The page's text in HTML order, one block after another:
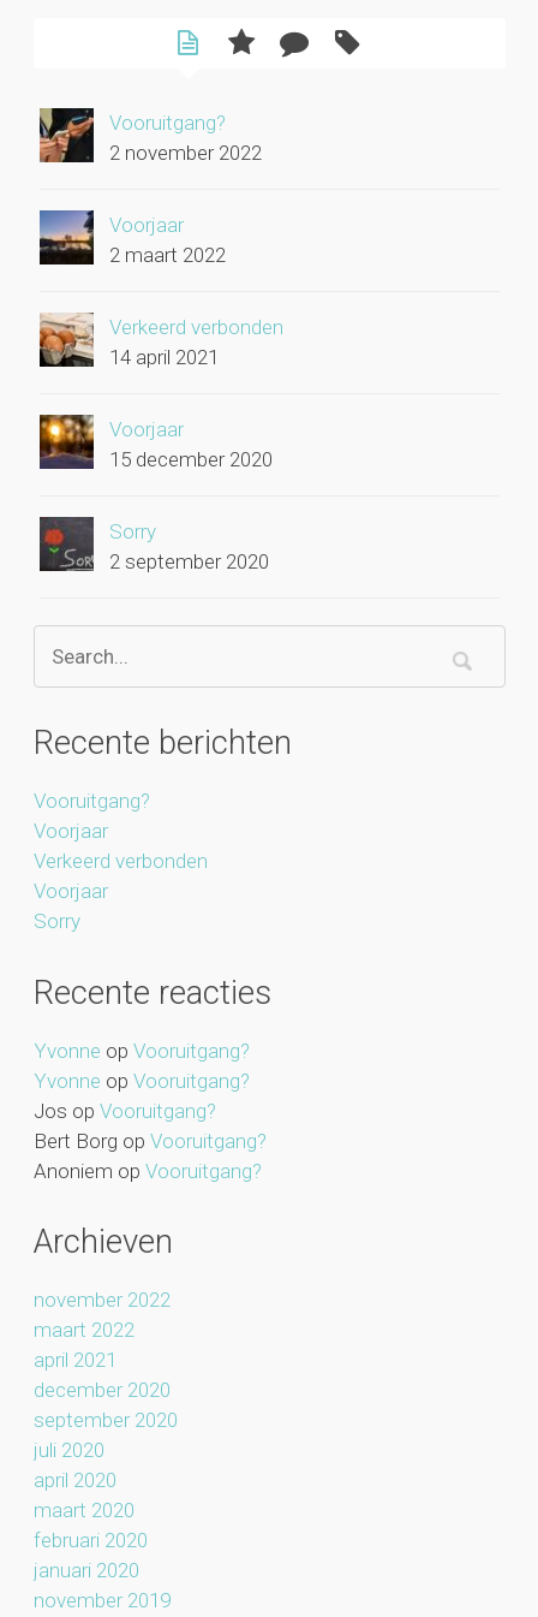
Vooruitgang?
2 november 2022
Voorjaar
2 maart 2022
Verkeerd verbonden
14 april 2021
Voorjaar
15 december 2020
Sorry
2 september 2020
Recente berichten
Vooruitgang?
Voorjaar
Verkeerd verbonden
Voorjaar
Sorry
Recente reacties
Yvonne op Vooruitgang?
Yvonne op Vooruitgang?
Jos op Vooruitgang?
Bert Borg op Vooruitgang?
Anoniem op Vooruitgang?
Archieven
november 2022
maart 2022
april 2021
december 2020
september 2020
juli 2020
april 2020
maart 2020
februari 2020
januari 2020
november 2019